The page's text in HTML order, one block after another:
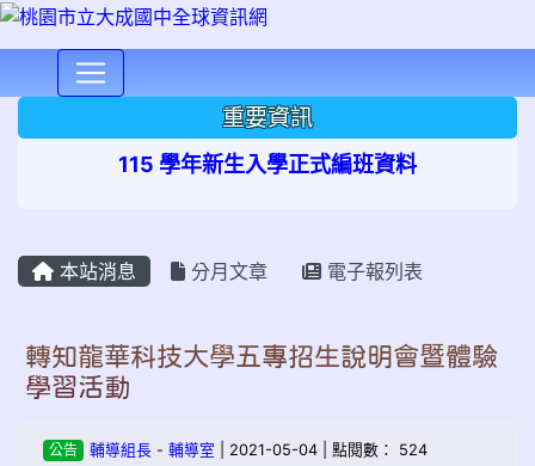
重要資訊
115 學年新生入學正式編班資料
本站消息 分月文章 電子報列表
轉知龍華科技大學五專招生說明會暨體驗
學習活動
公告 輔導組長- 輔導室 | 2021-05-04 | 點閱數： 524